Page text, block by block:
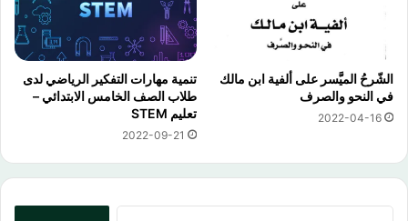
الشّرحُ الميَّسر على ألفية ابن مالك
في النحو والصرف
2022-04-16
تنمية مهارات التفكير الرياضي لدى
طلاب الصف الخامس الابتدائي –
تعليم STEM
2022-09-21